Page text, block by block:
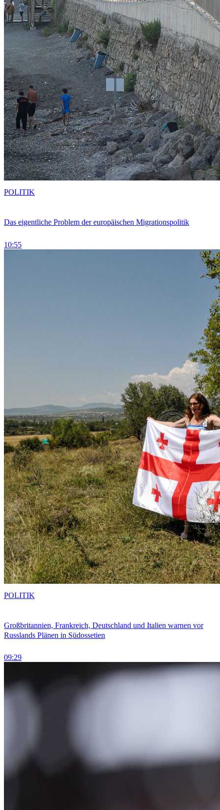
Das eigentliche Problem der europäischen Migrationspolitik
10:55
POLITIK
Großbritannien, Frankreich, Deutschland und Italien warnen vor
Russlands Plänen in Südossetien
09:29
POLITIK